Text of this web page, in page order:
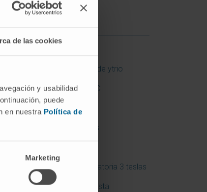
de las cookies
y usabilidad
puede
en nuestra Política de
Marketing
con esferas de ytrio
intraoperatoria LIAC
metabólica
magnética 1,5 teslas
magnética intraoperatoria 3 teslas
de Cardiología Intervencionista